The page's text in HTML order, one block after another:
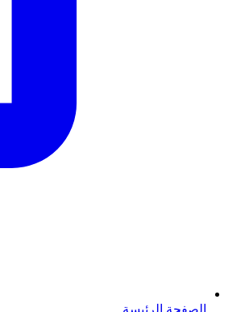
الصفحة الرئيسة